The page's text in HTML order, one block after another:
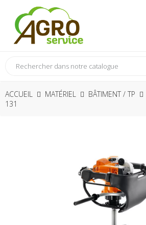
ACCUEIL MATÉRIEL BÂTIMENT / TP
131